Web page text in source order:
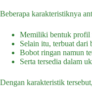
Beberapa karakteristiknya
Memiliki bentuk profil
Selain itu, terbuat dari
Bobot ringan namun
Serta tersedia dalam
Dengan karakteristik